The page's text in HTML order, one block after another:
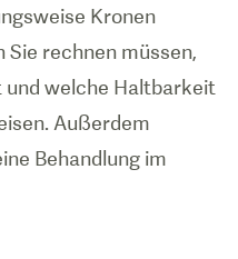
Kronen
Sie rechnen müssen,
und welche Haltbarkeit
Außerdem
Behandlung im